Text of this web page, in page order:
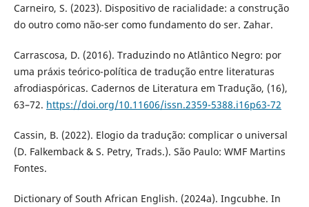
Carneiro, S. (2023). Dispositivo de racialidade: a construção
do outro como não-ser como fundamento do ser. Zahar.
Carrascosa, D. (2016). Traduzindo no Atlântico Negro: por
uma práxis teórico-política de tradução entre literaturas
afrodiaspóricas. Cadernos de Literatura em Tradução, (16),
63–72. https://doi.org/10.11606/issn.2359-5388.i16p63-72
Cassin, B. (2022). Elogio da tradução: complicar o universal
(D. Falkemback & S. Petry, Trads.). São Paulo: WMF Martins
Fontes.
Dictionary of South African English. (2024a). Ingcubhe. In